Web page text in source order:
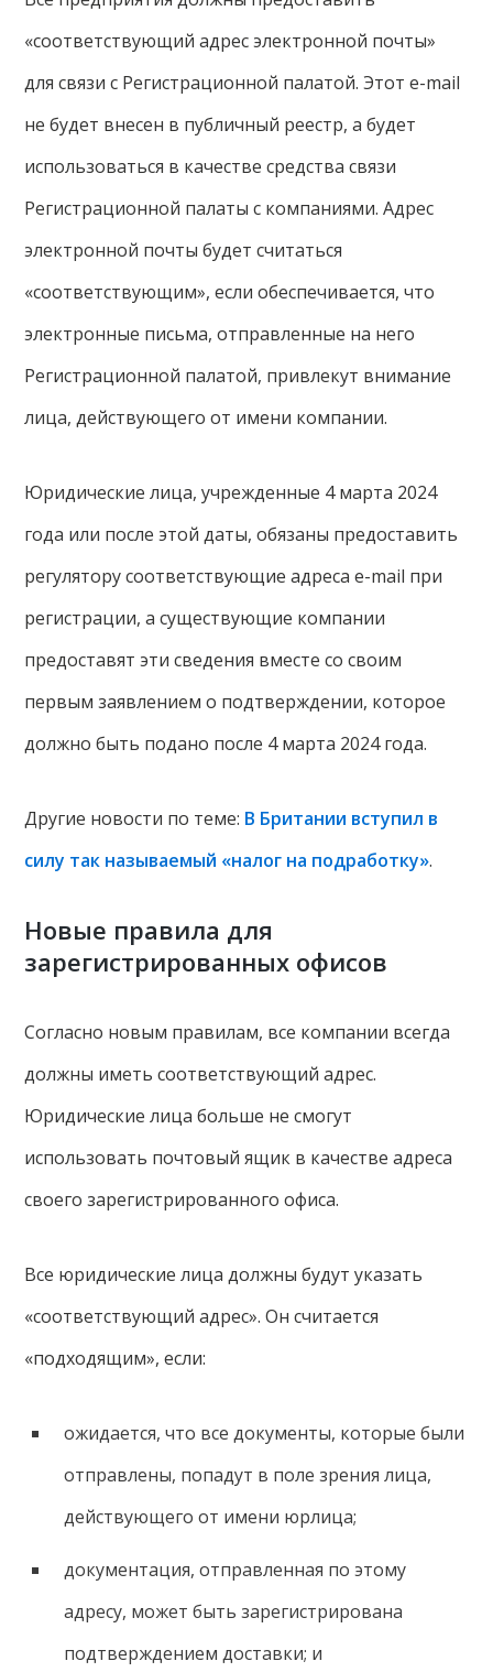
«соответствующий адрес электронной почты»
для связи с Регистрационной палатой. Этот e-mail
не будет внесен в публичный реестр, а будет
использоваться в качестве средства связи
Регистрационной палаты с компаниями. Адрес
электронной почты будет считаться
«соответствующим», если обеспечивается, что
электронные письма, отправленные на него
Регистрационной палатой, привлекут внимание
лица, действующего от имени компании.
Юридические лица, учрежденные 4 марта 2024
года или после этой даты, обязаны предоставить
регулятору соответствующие адреса e-mail при
регистрации, а существующие компании
предоставят эти сведения вместе со своим
первым заявлением о подтверждении, которое
должно быть подано после 4 марта 2024 года.
Другие новости по теме: В Британии вступил в
силу так называемый «налог на подработку».
Новые правила для
зарегистрированных офисов
Согласно новым правилам, все компании всегда
должны иметь соответствующий адрес.
Юридические лица больше не смогут
использовать почтовый ящик в качестве адреса
своего зарегистрированного офиса.
Все юридические лица должны будут указать
«соответствующий адрес». Он считается
«подходящим», если:
ожидается, что все документы, которые были
отправлены, попадут в поле зрения лица,
действующего от имени юрлица;
документация, отправленная по этому
адресу, может быть зарегистрирована
подтверждением доставки; и